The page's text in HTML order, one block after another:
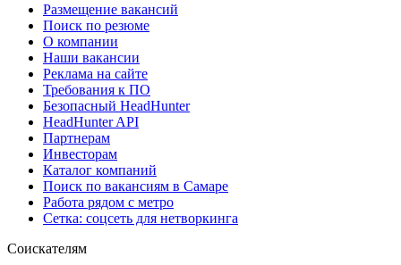
Размещение вакансий
Поиск по резюме
О компании
Наши вакансии
Реклама на сайте
Требования к ПО
Безопасный HeadHunter
HeadHunter API
Партнерам
Инвесторам
Каталог компаний
Поиск по вакансиям в Самаре
Работа рядом с метро
Сетка: соцсеть для нетворкинга
Соискателям